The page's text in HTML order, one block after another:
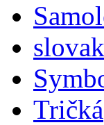
Tričká